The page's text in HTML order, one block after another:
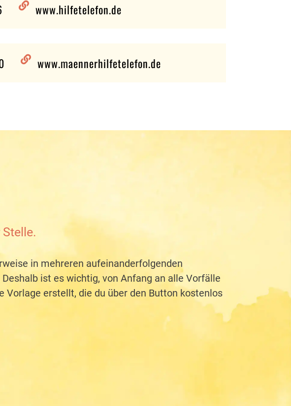
 www.hilfetelefon.de
 www.maennerhilfetelefon.de
in mehreren aufeinanderfolgenden
ist es wichtig, von Anfang an alle Vorfälle
Vorlage erstellt, die du über den Button kostenlos